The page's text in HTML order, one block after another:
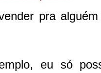
pra
eu só